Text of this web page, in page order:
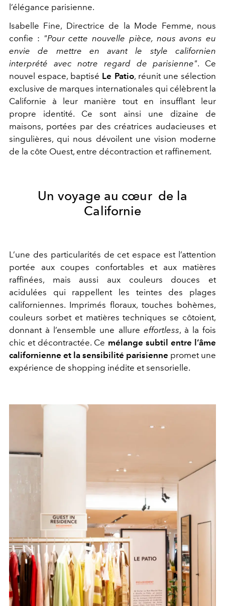
l’élégance parisienne.
Isabelle Fine, Directrice de la Mode Femme, nous
confie : "Pour cette nouvelle pièce, nous avons eu
envie de mettre en avant le style californien
interprété avec notre regard de parisienne". Ce
nouvel espace, baptisé Le Patio, réunit une sélection
exclusive de marques internationales qui célèbrent la
Californie à leur manière tout en insufflant leur
propre identité. Ce sont ainsi une dizaine de
maisons, portées par des créatrices audacieuses et
singulières, qui nous dévoilent une vision moderne
de la côte Ouest, entre décontraction et raffinement.
Un voyage au cœur de la
Californie
L’une des particularités de cet espace est l’attention
portée aux coupes confortables et aux matières
raffinées, mais aussi aux couleurs douces et
acidulées qui rappellent les teintes des plages
californiennes. Imprimés floraux, touches bohèmes,
couleurs sorbet et matières techniques se côtoient,
donnant à l’ensemble une allure effortless, à la fois
chic et décontractée. Ce mélange subtil entre l’âme
californienne et la sensibilité parisienne promet une
expérience de shopping inédite et sensorielle.